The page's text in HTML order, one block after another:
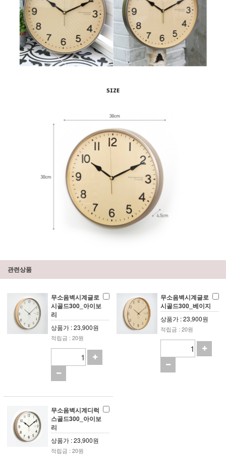
관련상품
무소음벽시계글로
시골드300_아이보
리
상품가 : 23,900원
적립금 : 20원
무소음벽시계글로
시골드300_베이지
상품가 : 23,900원
적립금 : 20원
무소음벽시계디럭
스골드300_아이보
리
상품가 : 23,900원
적립금 : 20원